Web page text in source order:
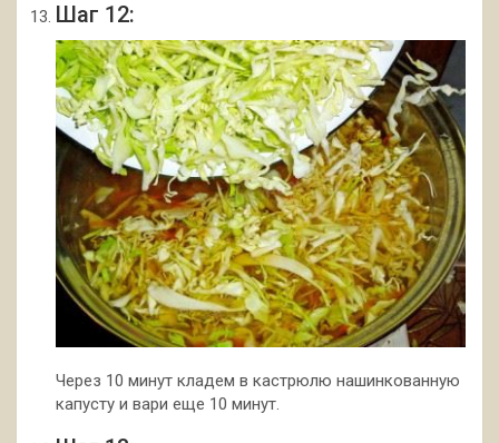
Шаг 12:
Через 10 минут кладем в кастрюлю нашинкованную
капусту и вари еще 10 минут.